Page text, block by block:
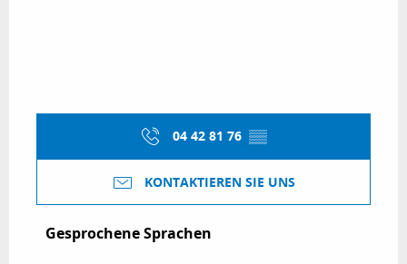
04 42 81 76 ▒▒
KONTAKTIEREN SIE UNS
Gesprochene Sprachen
Gesprochene Sprachen